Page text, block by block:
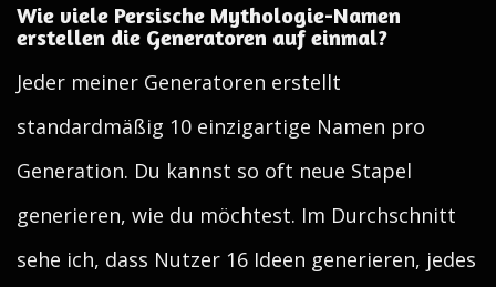
Wie viele Persische Mythologie-Namen
erstellen die Generatoren auf einmal?
Jeder meiner Generatoren erstellt
standardmäßig 10 einzigartige Namen pro
Generation. Du kannst so oft neue Stapel
generieren, wie du möchtest. Im Durchschnitt
sehe ich, dass Nutzer 16 Ideen generieren, jedes